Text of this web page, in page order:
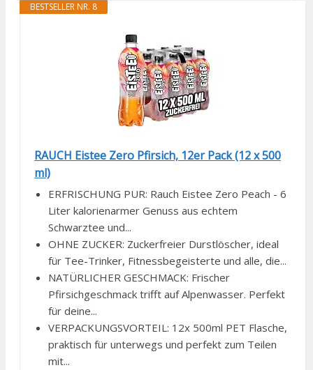
BESTSELLER NR. 8
RAUCH Eistee Zero Pfirsich, 12er Pack (12 x 500
ml)
ERFRISCHUNG PUR: Rauch Eistee Zero Peach - 6
Liter kalorienarmer Genuss aus echtem
Schwarztee und...
OHNE ZUCKER: Zuckerfreier Durstlöscher, ideal
für Tee-Trinker, Fitnessbegeisterte und alle, die...
NATÜRLICHER GESCHMACK: Frischer
Pfirsichgeschmack trifft auf Alpenwasser. Perfekt
für deine...
VERPACKUNGSVORTEIL: 12x 500ml PET Flasche,
praktisch für unterwegs und perfekt zum Teilen
mit...